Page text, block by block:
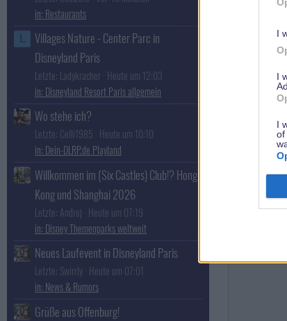
I
I
I
of
Restaurants
L
Villages Nature - Center Parc in
Disneyland Paris
Letzte: Ladykracher Heute um 12:03
Disneyland Resort Paris allgemein
Wo stehe ich?
Letzte: Celli1985 Heute um 10:10
Dein-DLRP.de Playland
Willkommen im (Six Castles) Club!? Hong
Kong und Shanghai 2026
Letzte: Andrej Heute um 07:19
Disney Themenparks weltweit
Neues Laufevent in Disneyland Paris
Letzte: Swirrly Heute um 07:01
News & Rumors
Grüße aus Offenburg!